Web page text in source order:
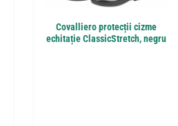
Covalliero protecții cizme
echitație ClassicStretch, negru